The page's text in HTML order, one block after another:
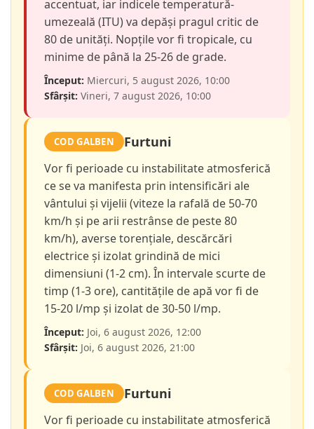
accentuat, iar indicele temperatură-
umezeală (ITU) va depăși pragul critic de
80 de unități. Nopțile vor fi tropicale, cu
minime de până la 25-26 de grade.
Început: Miercuri, 5 august 2026, 10:00
Sfârșit: Vineri, 7 august 2026, 10:00
COD GALBEN Furtuni
Vor fi perioade cu instabilitate atmosferică
ce se va manifesta prin intensificări ale
vântului și vijelii (viteze la rafală de 50-70
km/h și pe arii restrânse de peste 80
km/h), averse torențiale, descărcări
electrice și izolat grindină de mici
dimensiuni (1-2 cm). În intervale scurte de
timp (1-3 ore), cantitățile de apă vor fi de
15-20 l/mp și izolat de 30-50 l/mp.
Început: Joi, 6 august 2026, 12:00
Sfârșit: Joi, 6 august 2026, 21:00
COD GALBEN Furtuni
Vor fi perioade cu instabilitate atmosferică